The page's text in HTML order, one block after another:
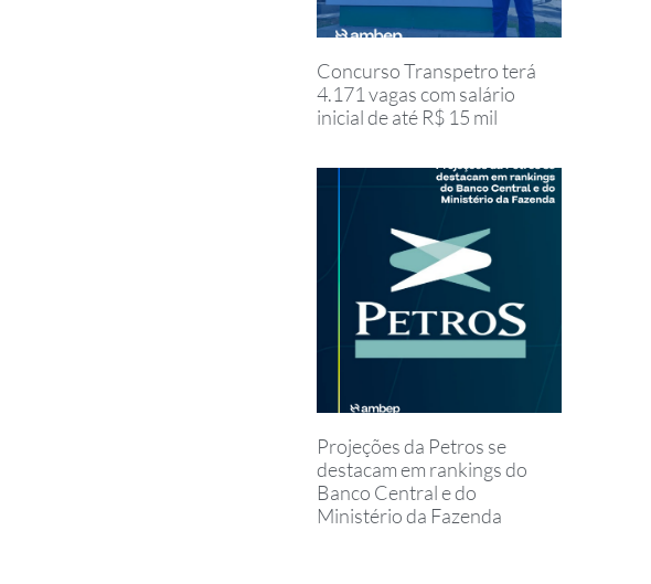
Concurso Transpetro terá
4.171 vagas com salário
inicial de até R$ 15 mil
Projeções da Petros se
destacam em rankings do
Banco Central e do
Ministério da Fazenda